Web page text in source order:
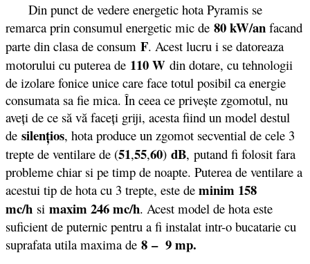
Din punct de vedere energetic hota Pyramis se
remarca prin consumul energetic mic de 80 kW/an facand
parte din clasa de consum F. Acest lucru i se datoreaza
motorului cu puterea de 110 W din dotare, cu tehnologii
de izolare fonice unice care face totul posibil ca energie
consumata sa fie mica. În ceea ce priveşte zgomotul, nu
aveţi de ce să vă faceţi griji, acesta fiind un model destul
de silenţios, hota produce un zgomot secvential de cele 3
trepte de ventilare de (51,55,60) dB, putand fi folosit fara
probleme chiar si pe timp de noapte. Puterea de ventilare a
acestui tip de hota cu 3 trepte, este de minim 158
mc/h si maxim 246 mc/h. Acest model de hota este
suficient de puternic pentru a fi instalat intr-o bucatarie cu
suprafata utila maxima de 8 – 9 mp.